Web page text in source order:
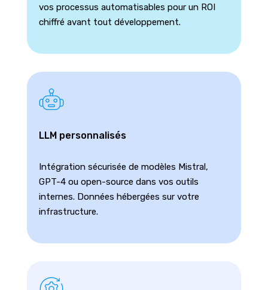
vos processus automatisables pour un ROI
chiffré avant tout développement.
LLM personnalisés
Intégration sécurisée de modèles Mistral,
GPT-4 ou open-source dans vos outils
internes. Données hébergées sur votre
infrastructure.